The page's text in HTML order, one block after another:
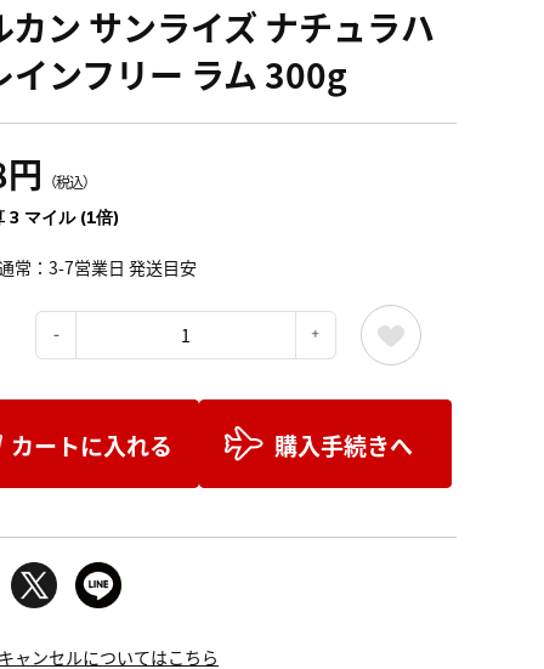
カン サンライズ ナチュラハ
インフリー ラム 300g
（税込）
3 マイル (1倍)
常：3-7営業日 発送目安
カートに入れる 購入手続きへ
ャンセルについてはこちら